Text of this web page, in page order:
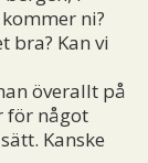
ni?
bra? Kan vi
överallt på
för något
Kanske